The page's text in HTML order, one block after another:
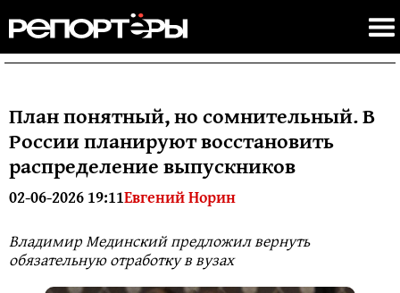
План понятный, но сомнительный. В
России планируют восстановить
распределение выпускников
02-06-2026 19:11Евгений Норин
Владимир Мединский предложил вернуть
обязательную отработку в вузах